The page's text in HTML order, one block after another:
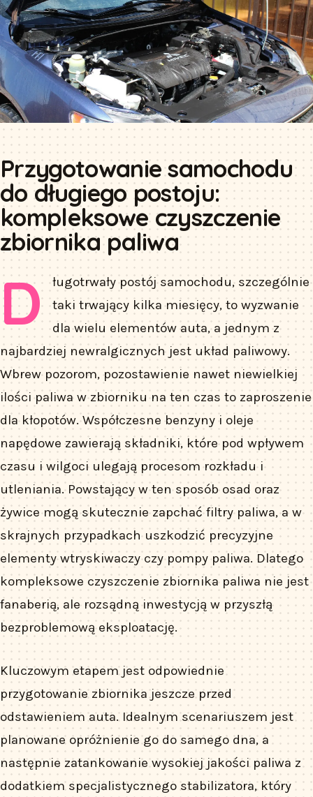
Przygotowanie samochodu
do długiego postoju:
kompleksowe czyszczenie
zbiornika paliwa
D
ługotrwały postój samochodu, szczególnie
taki trwający kilka miesięcy, to wyzwanie
dla wielu elementów auta, a jednym z
najbardziej newralgicznych jest układ paliwowy.
Wbrew pozorom, pozostawienie nawet niewielkiej
ilości paliwa w zbiorniku na ten czas to zaproszenie
dla kłopotów. Współczesne benzyny i oleje
napędowe zawierają składniki, które pod wpływem
czasu i wilgoci ulegają procesom rozkładu i
utleniania. Powstający w ten sposób osad oraz
żywice mogą skutecznie zapchać filtry paliwa, a w
skrajnych przypadkach uszkodzić precyzyjne
elementy wtryskiwaczy czy pompy paliwa. Dlatego
kompleksowe czyszczenie zbiornika paliwa nie jest
fanaberią, ale rozsądną inwestycją w przyszłą
bezproblemową eksploatację.
Kluczowym etapem jest odpowiednie
przygotowanie zbiornika jeszcze przed
odstawieniem auta. Idealnym scenariuszem jest
planowane opróżnienie go do samego dna, a
następnie zatankowanie wysokiej jakości paliwa z
dodatkiem specjalistycznego stabilizatora, który